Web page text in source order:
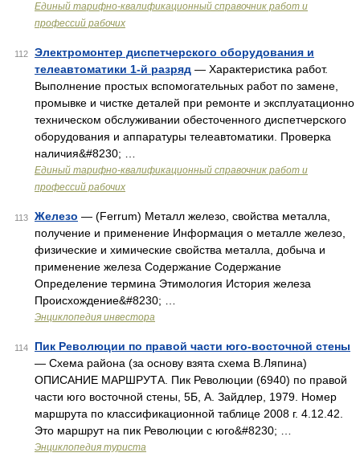
Единый тарифно-квалификационный справочник работ и
профессий рабочих
112
Электромонтер диспетчерского оборудования и
телеавтоматики 1-й разряд — Характеристика работ.
Выполнение простых вспомогательных работ по замене,
промывке и чистке деталей при ремонте и эксплуатационно
техническом обслуживании обесточенного диспетчерского
оборудования и аппаратуры телеавтоматики. Проверка
наличия&#8230; …
Единый тарифно-квалификационный справочник работ и
профессий рабочих
113 Железо — (Ferrum) Металл железо, свойства металла,
получение и применение Информация о металле железо,
физические и химические свойства металла, добыча и
применение железа Содержание Содержание
Определение термина Этимология История железа
Происхождение&#8230; …
Энциклопедия инвестора
114
Пик Революции по правой части юго-восточной стены
— Схема района (за основу взята схема В.Ляпина)
ОПИСАНИЕ МАРШРУТА. Пик Революции (6940) по правой
части юго восточной стены, 5Б, А. Зайдлер, 1979. Номер
маршрута по классификационной таблице 2008 г. 4.12.42.
Это маршрут на пик Революции с юго&#8230; …
Энциклопедия туриста